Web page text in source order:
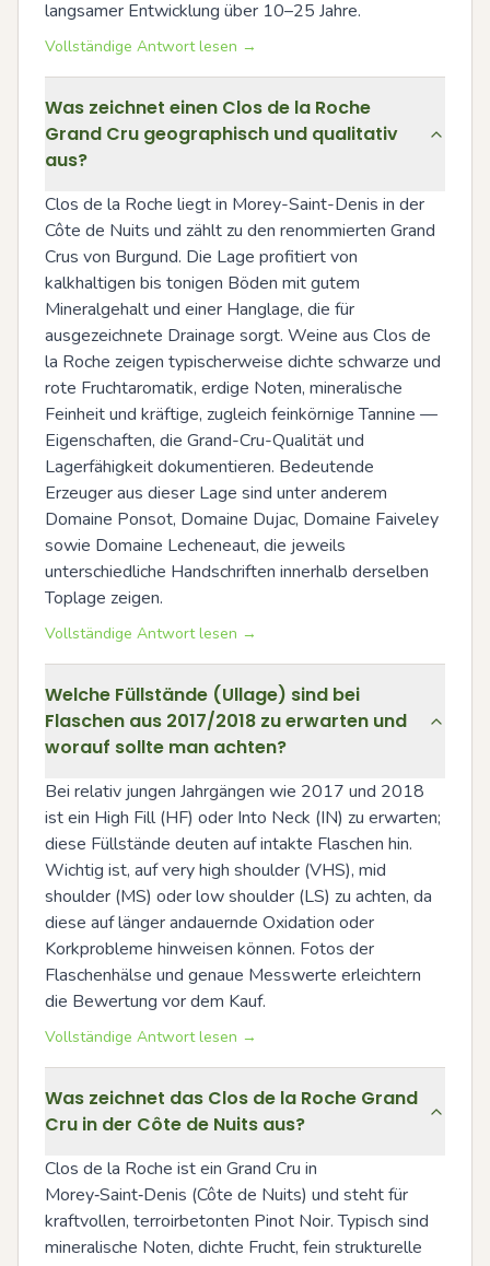
langsamer Entwicklung über 10–25 Jahre.
Vollständige Antwort lesen →
Was zeichnet einen Clos de la Roche
Grand Cru geographisch und qualitativ
aus?
Clos de la Roche liegt in Morey-Saint-Denis in der
Côte de Nuits und zählt zu den renommierten Grand
Crus von Burgund. Die Lage profitiert von
kalkhaltigen bis tonigen Böden mit gutem
Mineralgehalt und einer Hanglage, die für
ausgezeichnete Drainage sorgt. Weine aus Clos de
la Roche zeigen typischerweise dichte schwarze und
rote Fruchtaromatik, erdige Noten, mineralische
Feinheit und kräftige, zugleich feinkörnige Tannine —
Eigenschaften, die Grand-Cru-Qualität und
Lagerfähigkeit dokumentieren. Bedeutende
Erzeuger aus dieser Lage sind unter anderem
Domaine Ponsot, Domaine Dujac, Domaine Faiveley
sowie Domaine Lecheneaut, die jeweils
unterschiedliche Handschriften innerhalb derselben
Toplage zeigen.
Vollständige Antwort lesen →
Welche Füllstände (Ullage) sind bei
Flaschen aus 2017/2018 zu erwarten und
worauf sollte man achten?
Bei relativ jungen Jahrgängen wie 2017 und 2018
ist ein High Fill (HF) oder Into Neck (IN) zu erwarten;
diese Füllstände deuten auf intakte Flaschen hin.
Wichtig ist, auf very high shoulder (VHS), mid
shoulder (MS) oder low shoulder (LS) zu achten, da
diese auf länger andauernde Oxidation oder
Korkprobleme hinweisen können. Fotos der
Flaschenhälse und genaue Messwerte erleichtern
die Bewertung vor dem Kauf.
Vollständige Antwort lesen →
Was zeichnet das Clos de la Roche Grand
Cru in der Côte de Nuits aus?
Clos de la Roche ist ein Grand Cru in
Morey‑Saint‑Denis (Côte de Nuits) und steht für
kraftvollen, terroirbetonten Pinot Noir. Typisch sind
mineralische Noten, dichte Frucht, fein strukturelle